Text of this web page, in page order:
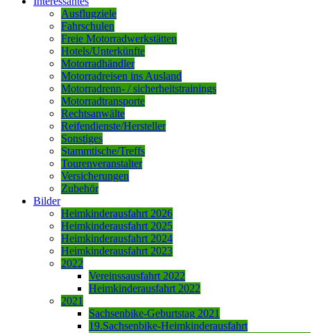
Ausflugziele
Fahrschulen
Freie Motorradwerkstätten
Hotels/Unterkünfte
Motorradhändler
Motorradreisen ins Ausland
Motorradrenn- / sicherheitstrainings
Motorradtransporte
Rechtsanwälte
Reifendienste/Hersteller
Sonstiges
Stammtische/Treffs
Tourenveranstalter
Versicherungen
Zubehör
Bilder
Heimkinderausfahrt 2026
Heimkinderausfahrt 2025
Heimkinderausfahrt 2024
Heimkinderausfahrt 2023
2022
Vereinssausfahrt 2022
Heimkinderausfahrt 2022
2021
Sachsenbike-Geburtstag 2021
19.Sachsenbike-Heimkinderausfahrt